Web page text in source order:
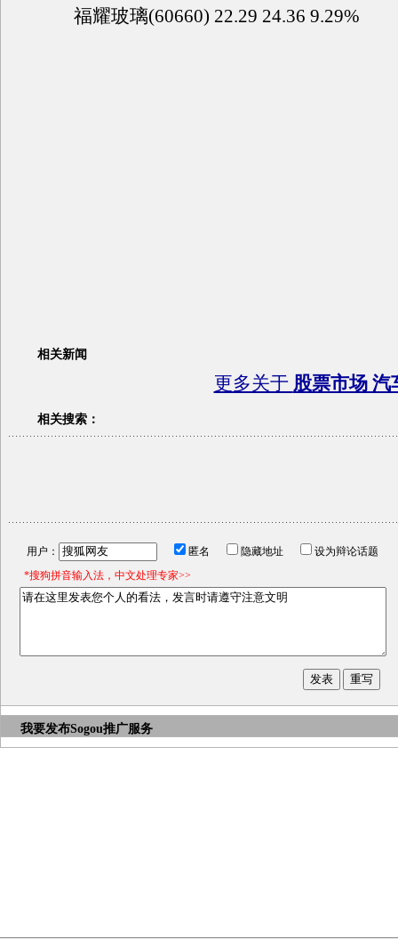
福耀玻璃(60660) 22.29 24.36 9.29%
相关新闻
更多关于 股票市场 汽
相关搜索：
用户： 匿名 隐藏地址
设为辩论话题
*搜狗拼音输入法，中文处理专家>>
我要发布Sogou推广服务